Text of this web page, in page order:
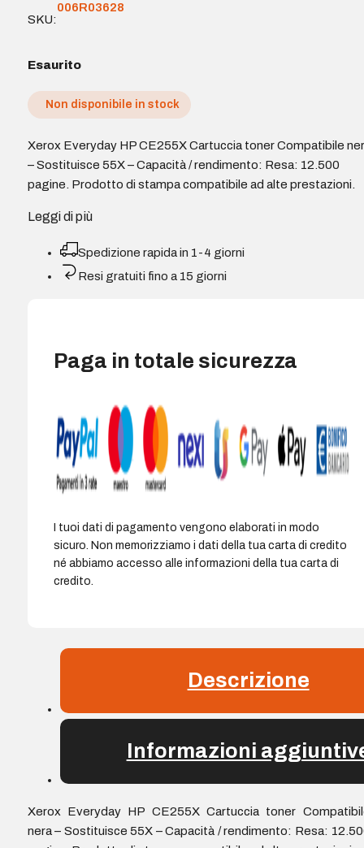
SKU:
006R03628
Esaurito
Non disponibile in stock
Xerox Everyday HP CE255X Cartuccia toner Compatibile
– Sostituisce 55X – Capacità / rendimento: Resa: 12.500
pagine. Prodotto di stampa compatibile ad alte prestazioni.
Leggi di più
Spedizione rapida in 1-4 giorni
Resi gratuiti fino a 15 giorni
Paga in totale sicurezza
I tuoi dati di pagamento vengono elaborati in modo
sicuro. Non memorizziamo i dati della tua carta di credito
né abbiamo accesso alle informazioni della tua carta di
credito.
Descrizione
Informazioni
Xerox Everyday HP CE255X Cartuccia toner
nera – Sostituisce 55X – Capacità / rendimento: Resa: